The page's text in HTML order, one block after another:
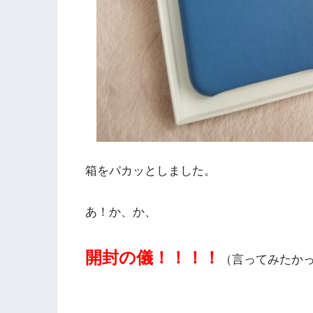
箱をパカッとしました。
あ！か、か、
開封の儀！！！！ （言ってみたか